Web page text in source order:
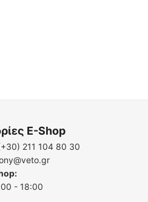
E-Shop
211 104 80 30
- 18:00